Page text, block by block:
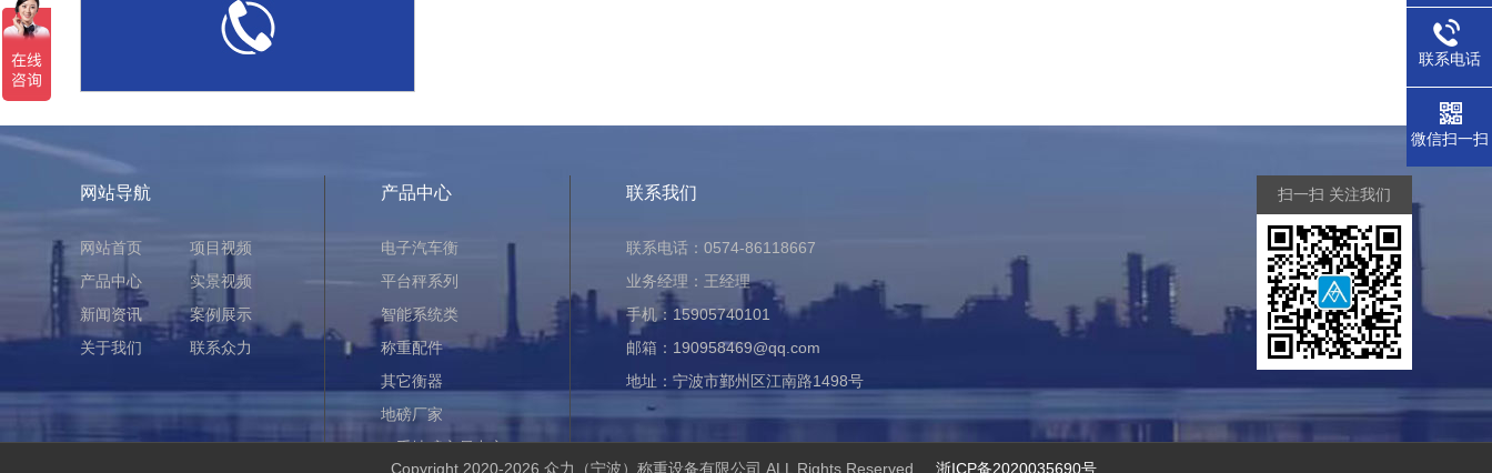
网站导航
网站首页
项目视频
产品中心
实景视频
新闻资讯
案例展示
关于我们
联系众力
产品中心
电子汽车衡
平台秤系列
智能系统类
称重配件
其它衡器
地磅厂家
二手地磅交易中心
联系我们
联系电话：0574-86118667
业务经理：王经理
手机：15905740101
邮箱：190958469@qq.com
地址：宁波市鄞州区江南路1498号
扫一扫 关注我们
Copyright 2020-2026 众力（宁波）称重设备有限公司 ALL Rights Reserved 浙ICP备2020035690号
联系电话
微信扫一扫